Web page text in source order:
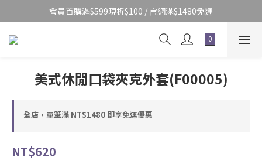
會員首購滿$599現折$100 / 官網滿$1480免運
美式休閒口袋夾克外套(F00005)
全店，單筆滿 NT$1480 即享免運優惠
NT$620